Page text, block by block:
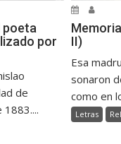
poeta
por
de
II)
Esa
sonaron
como en
Letras